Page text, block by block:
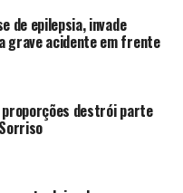
de epilepsia, invade
grave acidente em frente
proporções destrói parte